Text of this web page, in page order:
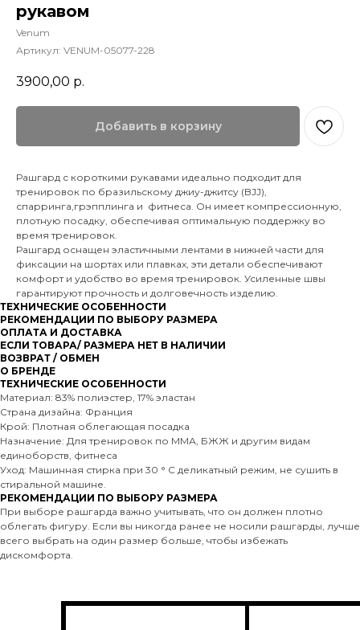
рукавом
Venum
Артикул: VENUM-05077-228
3900,00 р.
Добавить в корзину
Рашгард с короткими рукавами идеально подходит для
тренировок по бразильскому джиу-джитсу (BJJ),
спарринга,грэпплинга и фитнеса. Он имеет компрессионную,
плотную посадку, обеспечивая оптимальную поддержку во
время тренировок.
Рашгард оснащен эластичными лентами в нижней части для
фиксации на шортах или плавках, эти детали обеспечивают
комфорт и удобство во время тренировок. Усиленные швы
гарантируют прочность и долговечность изделию.
ТЕХНИЧЕСКИЕ ОСОБЕННОСТИ
РЕКОМЕНДАЦИИ ПО ВЫБОРУ РАЗМЕРА
ОПЛАТА И ДОСТАВКА
ЕСЛИ ТОВАРА/ РАЗМЕРА НЕТ В НАЛИЧИИ
ВОЗВРАТ / ОБМЕН
О БРЕНДЕ
ТЕХНИЧЕСКИЕ ОСОБЕННОСТИ
Материал: 83% полиэстер, 17% эластан
Страна дизайна: Франция
Крой: Плотная облегающая посадка
Назначение: Для тренировок по ММА, БЖЖ и другим видам
единоборств, фитнеса
Уход: Машинная стирка при 30 ° C деликатный режим, не сушить в
стиральной машине.
РЕКОМЕНДАЦИИ ПО ВЫБОРУ РАЗМЕРА
При выборе рашгарда важно учитывать, что он должен плотно
облегать фигуру. Если вы никогда ранее не носили рашгарды, лучше
всего выбрать на один размер больше, чтобы избежать
дискомфорта.